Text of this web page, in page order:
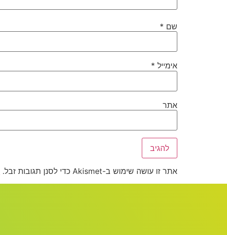
שם *
אימייל *
אתר
אתר זו עושה שימוש ב-Akismet כדי לסנן תגובות זבל.